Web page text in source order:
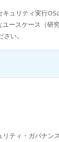
ュリティ実行
ースケース（研
い。
ティ・ガバナン